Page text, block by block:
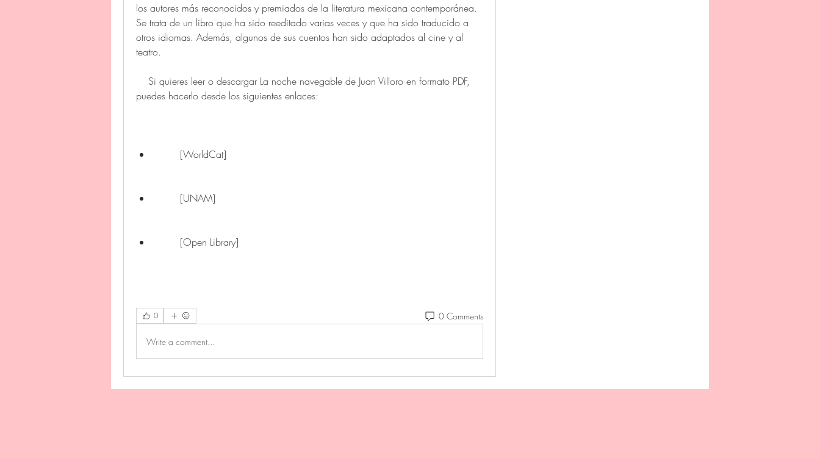
los autores más reconocidos y premiados de la literatura mexicana contemporánea.
Se trata de un libro que ha sido reeditado varias veces y que ha sido traducido a
otros idiomas. Además, algunos de sus cuentos han sido adaptados al cine y al
teatro.
puedes hacerlo desde los siguientes enlaces:
        [WorldCat]
        [UNAM]
        [Open Library]
0 0 Comments
Write a comment...